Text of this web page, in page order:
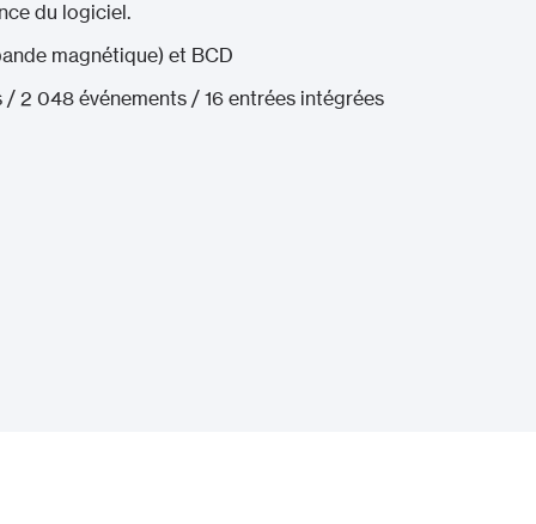
du logiciel.
magnétique) et BCD
2 048 événements / 16 entrées intégrées